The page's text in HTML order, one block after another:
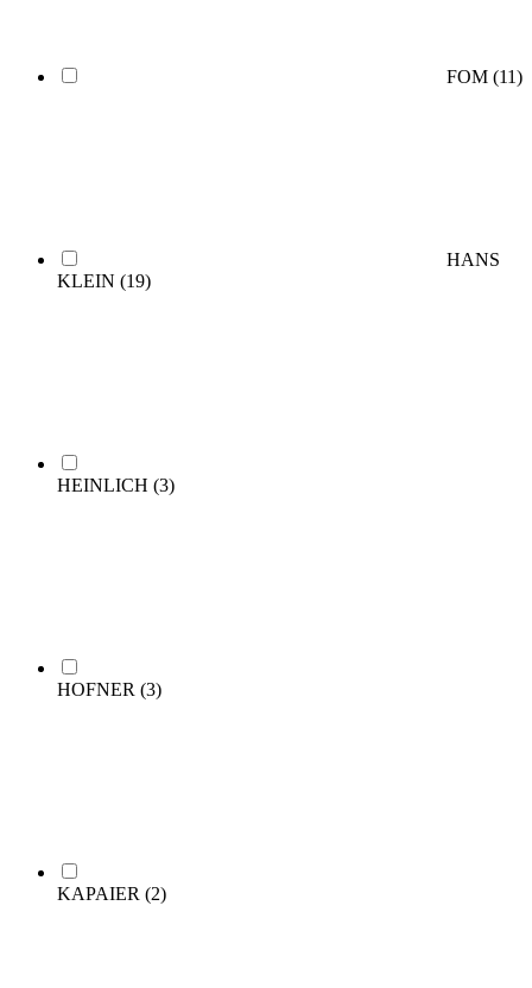
FOM (11)
HANS
KLEIN (19)
HEINLICH (3)
HOFNER (3)
KAPAIER (2)